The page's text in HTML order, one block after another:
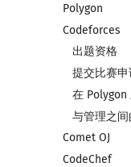
Polygon
Codeforces
出题资格
提交比赛申
在 Polygon
与管理之
Comet OJ
CodeChef